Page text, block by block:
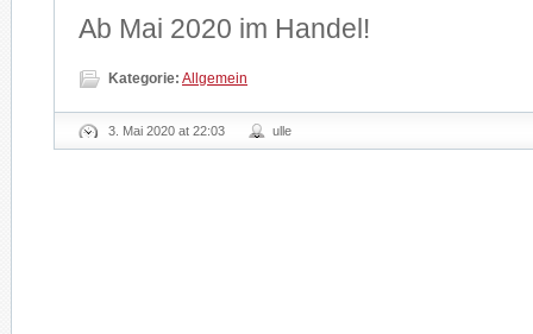
Ab Mai 2020 im Handel!
Kategorie: Allgemein
3. Mai 2020 at 22:03 ulle